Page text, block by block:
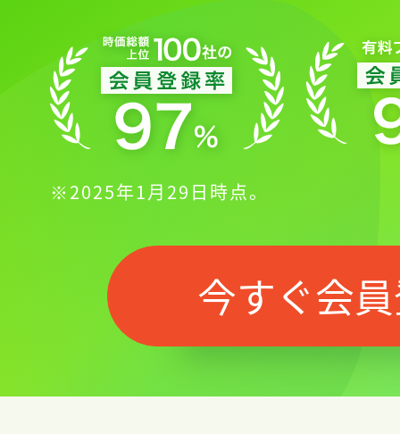
※2025年1月29日時点。
今すぐ会